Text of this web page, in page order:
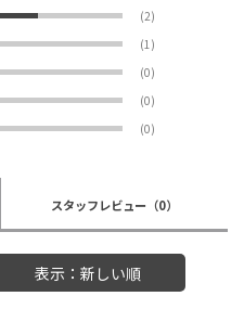
(2)
(1)
(0)
(0)
(0)
スタッフレビュー （0）
表示：新しい順